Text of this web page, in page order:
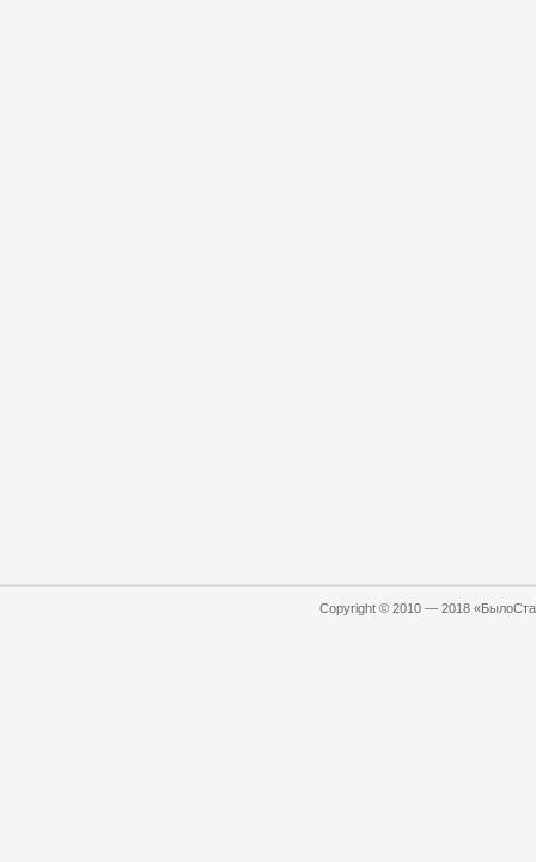
Copyright © 2010 — 2018